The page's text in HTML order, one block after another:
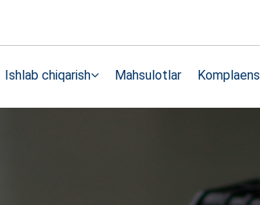
Ishlab chiqarish Mahsulotlar Komplaens